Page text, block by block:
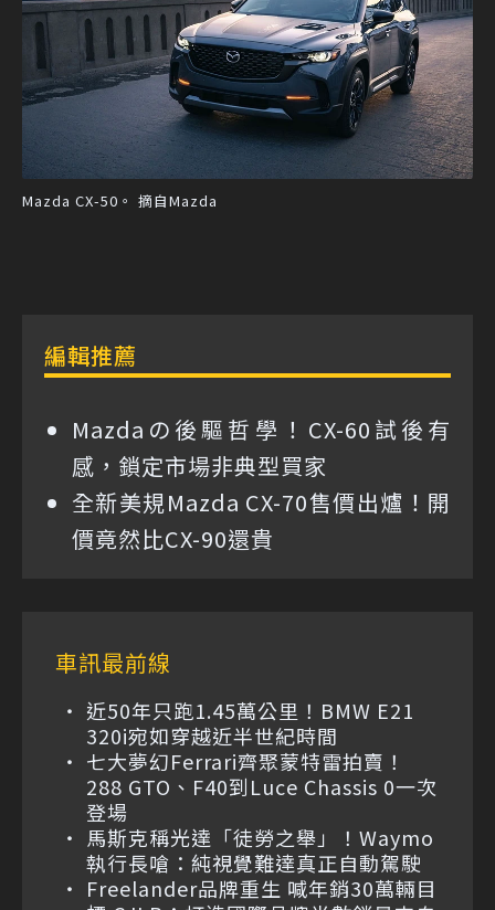
Mazda CX-50。 摘自Mazda
編輯推薦
Mazdaの後驅哲學！CX-60試後有
感，鎖定市場非典型買家
全新美規Mazda CX-70售價出爐！開
價竟然比CX-90還貴
車訊最前線
近50年只跑1.45萬公里！BMW E21
320i宛如穿越近半世紀時間
七大夢幻Ferrari齊聚蒙特雷拍賣！
288 GTO、F40到Luce Chassis 0一次
登場
馬斯克稱光達「徒勞之舉」！Waymo
執行長嗆：純視覺難達真正自動駕駛
Freelander品牌重生 喊年銷30萬輛目